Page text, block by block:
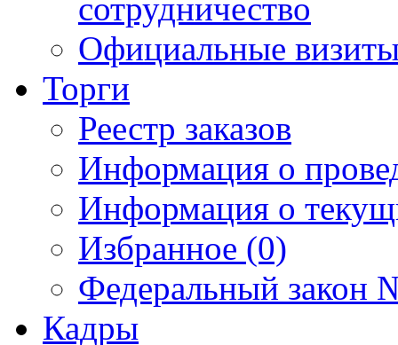
сотрудничество
Официальные
Торги
Реестр заказов
Информация о
Информация о
Избранное (0)
Федеральный закон
Кадры